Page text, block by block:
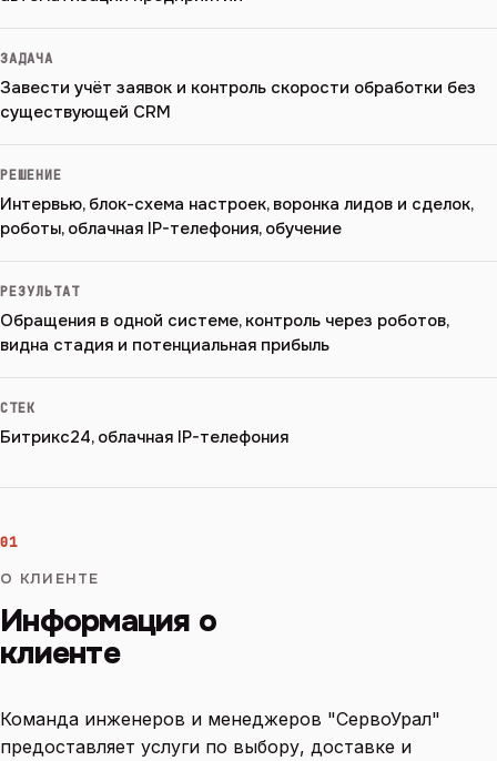
ЗАДАЧА
Завести учёт заявок и контроль скорости обработки без
существующей CRM
РЕШЕНИЕ
Интервью, блок-схема настроек, воронка лидов и сделок,
роботы, облачная IP-телефония, обучение
РЕЗУЛЬТАТ
Обращения в одной системе, контроль через роботов,
видна стадия и потенциальная прибыль
СТЕК
Битрикс24, облачная IP-телефония
01
О КЛИЕНТЕ
Информация о
клиенте
Команда инженеров и менеджеров "СервоУрал"
предоставляет услуги по выбору, доставке и